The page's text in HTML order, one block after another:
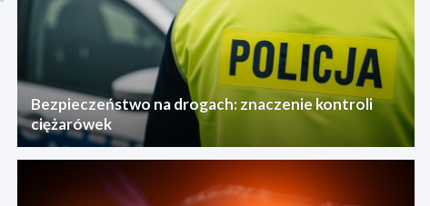
Bezpieczeństwo na drogach: znaczenie kontroli
ciężarówek